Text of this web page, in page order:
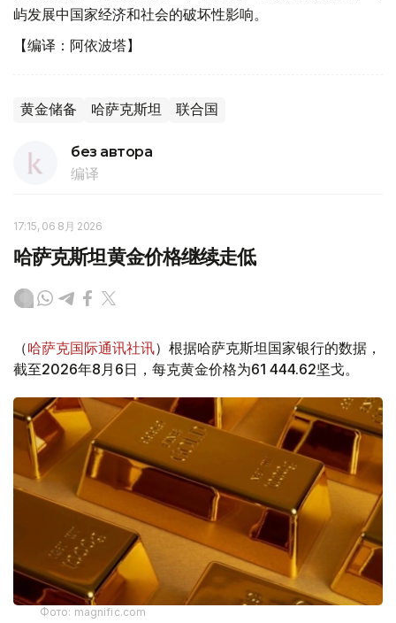
屿发展中国家经济和社会的破坏性影响。
【编译：阿依波塔】
黄金储备 哈萨克斯坦 联合国
без автора
编译
17:15, 06 8月 2026
哈萨克斯坦黄金价格继续走低
（哈萨克国际通讯社讯）根据哈萨克斯坦国家银行的数据，
截至2026年8月6日，每克黄金价格为61 444.62坚戈。
Фото: magnific.com